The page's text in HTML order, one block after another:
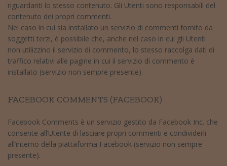
riguardanti lo stesso contenuto. Gli Utenti sono responsabili del
contenuto dei propri commenti.
Nel caso in cui sia installato un servizio di commenti fornito da
soggetti terzi, è possibile che, anche nel caso in cui gli Utenti
non utilizzino il servizio di commento, lo stesso raccolga dati di
traffico relativi alle pagine in cui il servizio di commento è
installato (servizio non sempre presente).
FACEBOOK COMMENTS (FACEBOOK)
Facebook Comments è un servizio gestito da Facebook Inc. che
consente all’Utente di lasciare propri commenti e condividerli
all’interno della piattaforma Facebook (servizio non sempre
presente).